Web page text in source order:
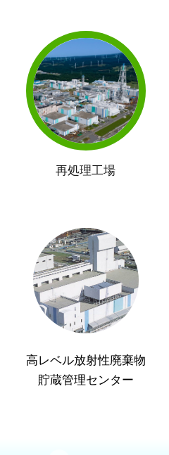
再処理工場
高レベル放射性廃棄物
貯蔵管理センター